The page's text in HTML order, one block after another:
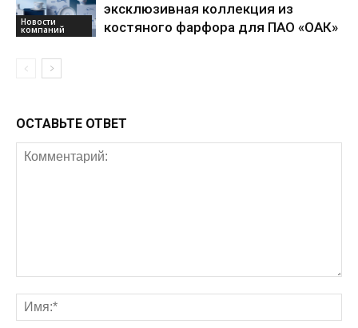
Новости
компаний
эксклюзивная коллекция из
костяного фарфора для ПАО «ОАК»
ОСТАВЬТЕ ОТВЕТ